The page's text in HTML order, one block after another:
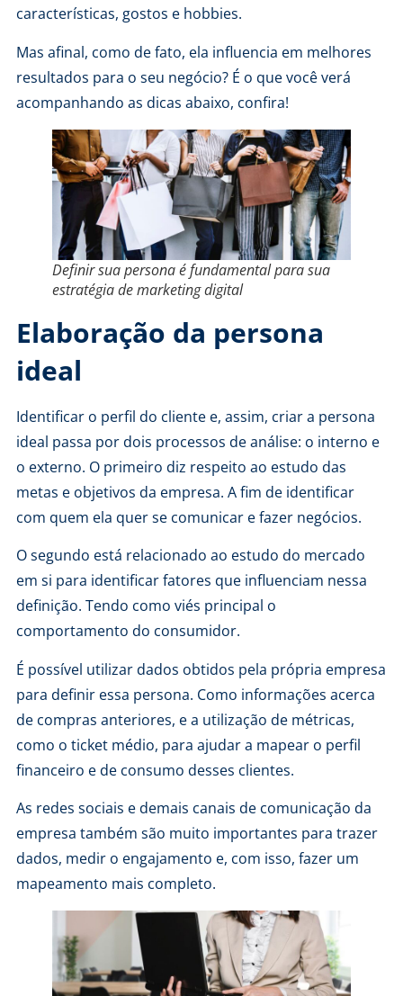
características, gostos e hobbies.
Mas afinal, como de fato, ela influencia em melhores
resultados para o seu negócio? É o que você verá
acompanhando as dicas abaixo, confira!
Definir sua persona é fundamental para sua
estratégia de marketing digital
Elaboração da persona
ideal
Identificar o perfil do cliente e, assim, criar a persona
ideal passa por dois processos de análise: o interno e
o externo. O primeiro diz respeito ao estudo das
metas e objetivos da empresa. A fim de identificar
com quem ela quer se comunicar e fazer negócios.
O segundo está relacionado ao estudo do mercado
em si para identificar fatores que influenciam nessa
definição. Tendo como viés principal o
comportamento do consumidor.
É possível utilizar dados obtidos pela própria empresa
para definir essa persona. Como informações acerca
de compras anteriores, e a utilização de métricas,
como o ticket médio, para ajudar a mapear o perfil
financeiro e de consumo desses clientes.
As redes sociais e demais canais de comunicação da
empresa também são muito importantes para trazer
dados, medir o engajamento e, com isso, fazer um
mapeamento mais completo.